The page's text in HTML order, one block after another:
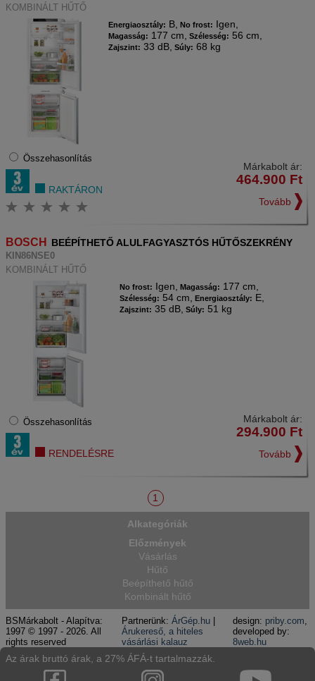
KOMBINÁLT HŰTŐ
Energiaosztály: B, No frost: Igen,
Magasság: 177 cm, Szélesség: 56 cm,
Zajszint: 33 dB, Súly: 68 kg
Összehasonlítás
RAKTÁRON
Márkabolt ár:
464.900 Ft
Tovább
BOSCH BEÉPÍTHETŐ ALULFAGYASZTÓS HŰTŐSZEKRÉNY
KIN86NSE0
KOMBINÁLT HŰTŐ
No frost: Igen, Magasság: 177 cm,
Szélesség: 54 cm, Energiaosztály: E,
Zajszint: 35 dB, Súly: 51 kg
Összehasonlítás
RENDELÉSRE
Márkabolt ár:
294.900 Ft
Tovább
1
Alkategóriák
Előzmények
Vásárlás
Hűtő
Beépíthető hűtő
Kombinált hűtő
BSMárkabolt - Alapítva:
1997 © 1997 - 2026. All
rights reserved
Partnerünk:ÁrGép.hu
Árukereső, a hiteles
vásárlási kalauz
design: priby.com,
developed by:
8web.hu
Az árak bruttó árak, a 27% ÁFÁ-t tartalmazzák.